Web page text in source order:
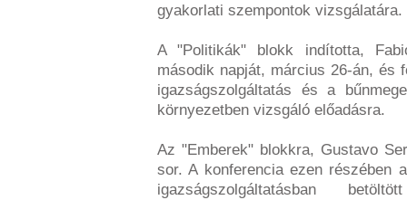
gyakorlati szempontok vizsgálatára.
A "Politikák" blokk indította,
második napját, március 26-án, és
igazságszolgáltatás és a
környezetben vizsgáló előadásra.
Az "Emberek" blokkra, Gustavo
sor. A konferencia ezen részében
igazságszolgáltatásban